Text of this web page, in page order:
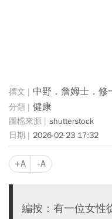
中野．詹姆士．修
健康
shutterstock
2026-02-23 17:32
+A -A
編按：有一位女性